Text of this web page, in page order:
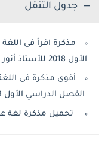
جدول التنقل
مذكرة اقرأ فى اللغة
الأول 2018 للأستاذ أنور أحمد
أقوى مذكرة فى
الفصل الدراسي الأول 2018
تحميل مذكرة لغة عربية 3 ابتدائى